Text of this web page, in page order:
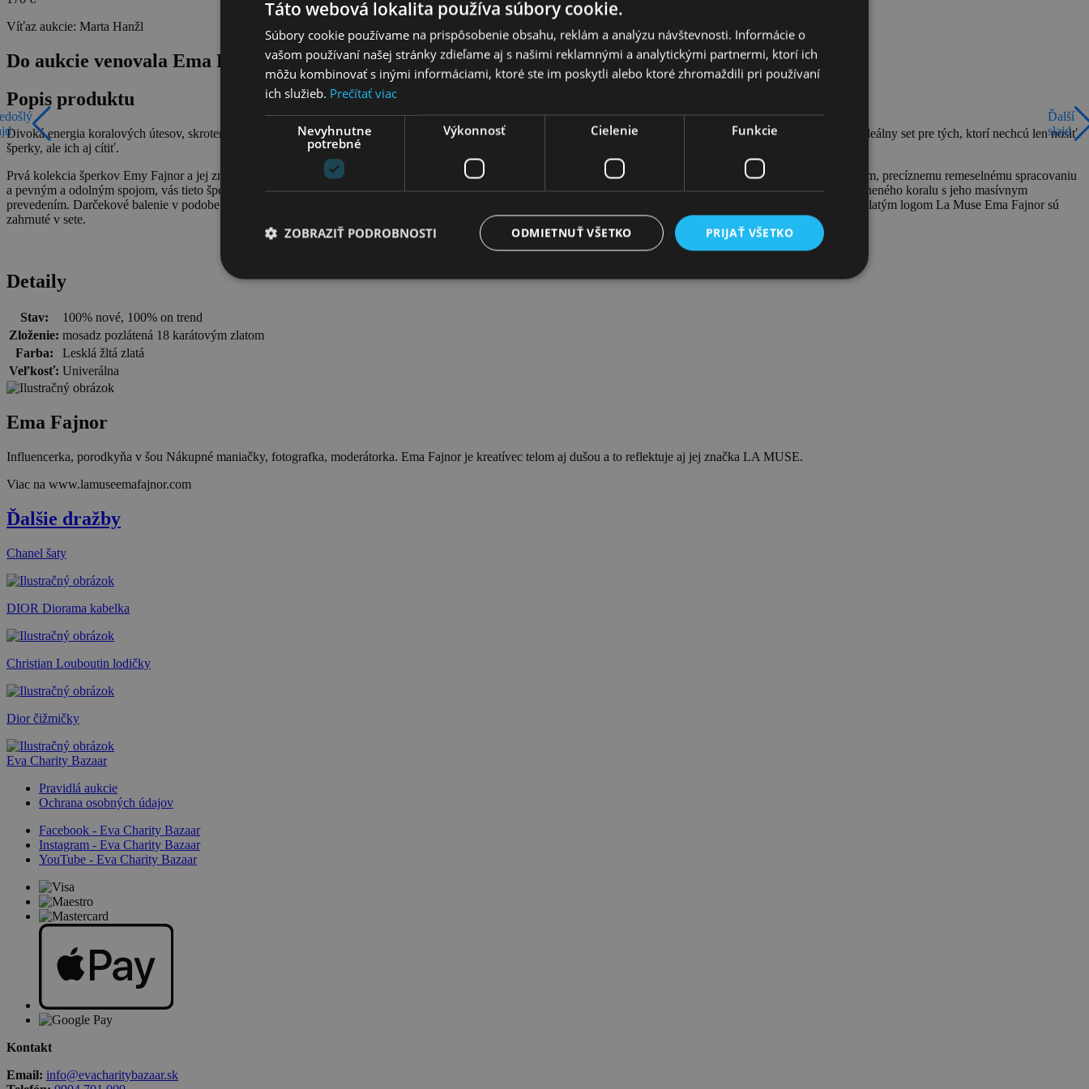
Ďalší
slajd
Víťaz aukcie: Marta Hanžl
Do aukcie venovala Ema Fajnor
Popis produktu
Divoká energia koralových útesov, skrotená do moderného šperku. CORAL od Emy Fajnor je oslava prírody v jej najživšej podobe – náušnice, náhrdelník a náramok, ideálny set pre tých, ktorí nechcú len nosiť
šperky, ale ich aj cítiť.
Prvá kolekcia šperkov Emy Fajnor a jej značky LA MUSE, je vytvorená s remeselnou zručnosťou v malej starostlivo vybranej manufaktúre. Vďaka kvalitným materiálom, precíznemu remeselnému spracovaniu
a pevným a odolným spojom, vás tieto šperky budú sprevádzať dlhé roky a zahviezdia kamkoľvek sa vyberiete. Kolekcia v sebe kombinuje jemný motív nádherne stvárneného koralu s jeho masívnym
prevedením. Darčekové balenie v podobe nádherného vyšívaného zamatového vrecka s ozdobnými zlatými strapcami a dizajnovej magnetickej kazety s embosovaným zlatým logom La Muse Ema Fajnor sú
zahrnuté v sete.
Detaily
Stav:
100% nové, 100% on trend
Zloženie: mosadz pozlátená 18 karátovým zlatom
Farba:
Lesklá žltá zlatá
Veľkosť: Univerálna
Ema Fajnor
Influencerka, porodkyňa v šou Nákupné maniačky, fotografka, moderátorka. Ema Fajnor je kreatívec telom aj dušou a to reflektuje aj jej značka LA MUSE.
Viac na www.lamuseemafajnor.com
Ďalšie dražby
Chanel šaty
DIOR Diorama kabelka
Christian Louboutin lodičky
Dior čižmičky
Eva Charity Bazaar
Pravidlá aukcie
Ochrana osobných údajov
Facebook - Eva Charity Bazaar
Instagram - Eva Charity Bazaar
YouTube - Eva Charity Bazaar
Kontakt
Email: info@evacharitybazaar.sk
Táto webová lokalita používa súbory cookie.
Súbory cookie používame na prispôsobenie obsahu, reklám a analýzu návštevnosti. Informácie o
vašom používaní našej stránky zdieľame aj s našimi reklamnými a analytickými partnermi, ktorí ich
môžu kombinovať s inými informáciami, ktoré ste im poskytli alebo ktoré zhromaždili pri používaní
ich služieb. Prečítať viac
Nevyhnutne
potrebné
Výkonnosť Cielenie Funkcie
PRIJAŤ VŠETKO
ODMIETNUŤ VŠETKO
ZOBRAZIŤ PODROBNOSTI